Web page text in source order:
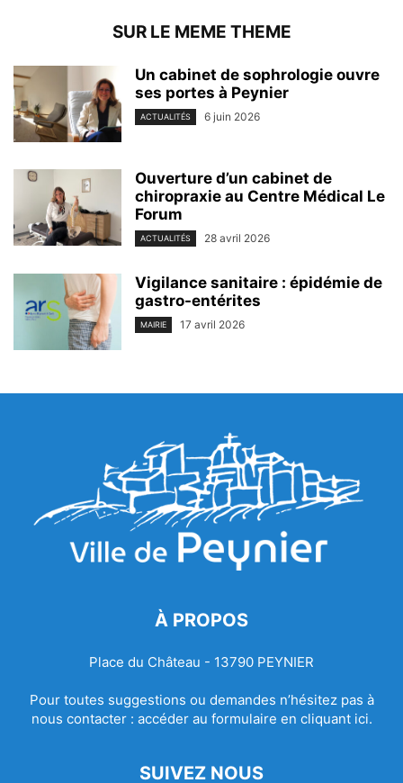
SUR LE MEME THEME
Un cabinet de sophrologie ouvre
ses portes à Peynier
ACTUALITÉS 6 juin 2026
Ouverture d’un cabinet de
chiropraxie au Centre Médical Le
Forum
ACTUALITÉS 28 avril 2026
Vigilance sanitaire : épidémie de
gastro-entérites
MAIRIE 17 avril 2026
À PROPOS
Place du Château - 13790 PEYNIER
Pour toutes suggestions ou demandes n’hésitez pas à
nous contacter : accéder au formulaire en cliquant ici.
SUIVEZ NOUS